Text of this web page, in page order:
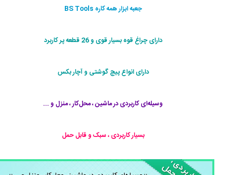
جعبه ابزار همه کاره BS Tools
دارای چراغ قوه بسیار قوی و 26 قطعه پر کاربرد
دارای انواع پیچ گوشتی و آچار بکس
وسیله‌ای کاربردی در ماشین ، محل‌کار ، منزل و ...
بسیار کاربردی ، سبک و قابل حمل